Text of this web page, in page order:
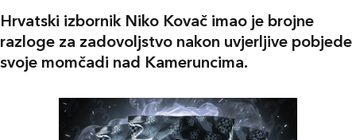
Hrvatski izbornik Niko Kovač imao je brojne
razloge za zadovoljstvo nakon uvjerljive pobjede
svoje momčadi nad Kameruncima.